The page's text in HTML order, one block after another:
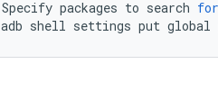
Specify packages to search for
adb shell settings put global